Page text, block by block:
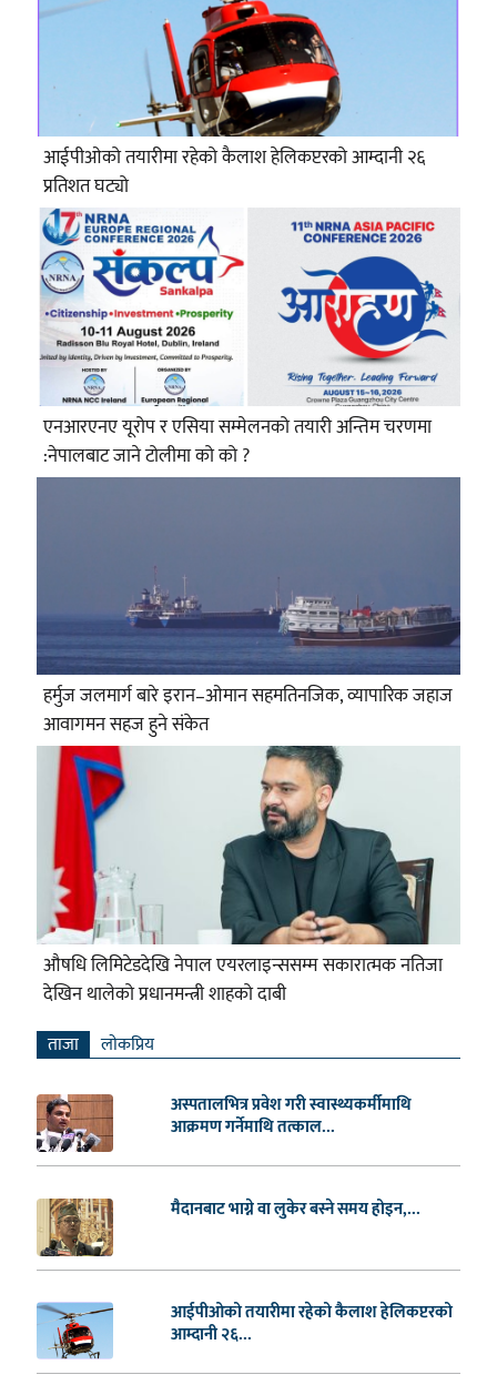
आईपीओको तयारीमा रहेको कैलाश हेलिकप्टरको आम्दानी २६
प्रतिशत घट्यो
एनआरएनए यूरोप र एसिया सम्मेलनको तयारी अन्तिम चरणमा
:नेपालबाट जाने टोलीमा को को ?
हर्मुज जलमार्ग बारे इरान–ओमान सहमतिनजिक, व्यापारिक जहाज
आवागमन सहज हुने संकेत
औषधि लिमिटेडदेखि नेपाल एयरलाइन्ससम्म सकारात्मक नतिजा
देखिन थालेको प्रधानमन्त्री शाहको दाबी
ताजा लाेकप्रिय
अस्पतालभित्र प्रवेश गरी स्वास्थ्यकर्मीमाथि
आक्रमण गर्नेमाथि तत्काल...
मैदानबाट भाग्ने वा लुकेर बस्ने समय होइन,...
आईपीओको तयारीमा रहेको कैलाश हेलिकप्टरको
आम्दानी २६...